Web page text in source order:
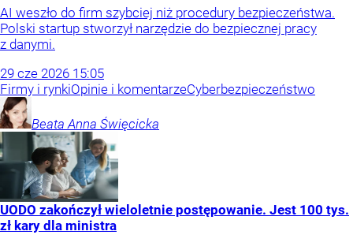
AI weszło do firm szybciej niż procedury bezpieczeństwa.
Polski startup stworzył narzędzie do bezpiecznej pracy
z danymi.
29 cze 2026 15:05
Firmy i rynkiOpinie i komentarzeCyberbezpieczeństwo
Beata Anna Święcicka
UODO zakończył wieloletnie postępowanie. Jest 100 tys.
zł kary dla ministra